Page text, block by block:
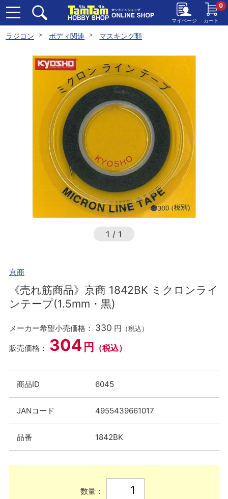
マイページ カート
0
ラジコン ボディ関連 マスキング類
1 / 1
京商
《売れ筋商品》京商 1842BK ミクロンライ
ンテープ(1.5mm・黒)
メーカー希望小売価格： 330 円 （税込）
販売価格： 304 円 （税込）
商品ID 6045
JANコード 4955439661017
品番 1842BK
数量：